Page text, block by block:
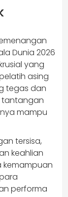
Dunia 2026
yang
asing
tegas dan
tantangan
mampu
tersisa,
keahlian
kemampuan
performa